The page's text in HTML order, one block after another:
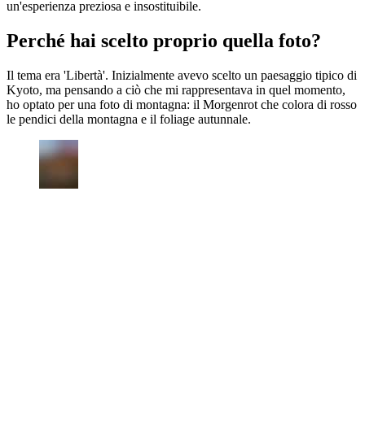
un'esperienza preziosa e insostituibile.
Perché hai scelto proprio quella foto?
Il tema era 'Libertà'. Inizialmente avevo scelto un paesaggio tipico di
Kyoto, ma pensando a ciò che mi rappresentava in quel momento,
ho optato per una foto di montagna: il Morgenrot che colora di rosso
le pendici della montagna e il foliage autunnale.